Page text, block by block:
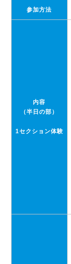
参加方法
内容
（半日の部）
1セクション体験